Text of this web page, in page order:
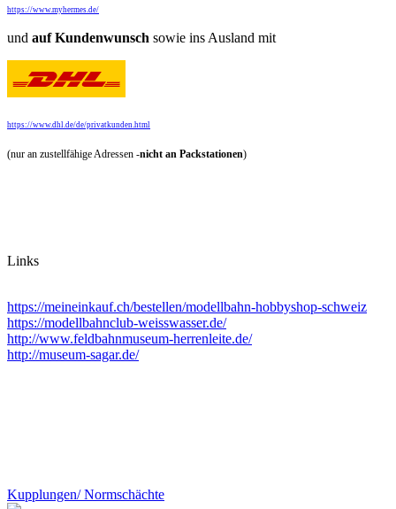
https://www.myhermes.de/
und auf Kundenwunsch sowie ins Ausland mit
https://www.dhl.de/de/privatkunden.html
(nur an zustellfähige Adressen -nicht an Packstationen)
Links
https://meineinkauf.ch/bestellen/modellbahn-hobbyshop-schweiz
https://modellbahnclub-weisswasser.de/
http://www.feldbahnmuseum-herrenleite.de/
http://museum-sagar.de/
Kupplungen/ Normschächte